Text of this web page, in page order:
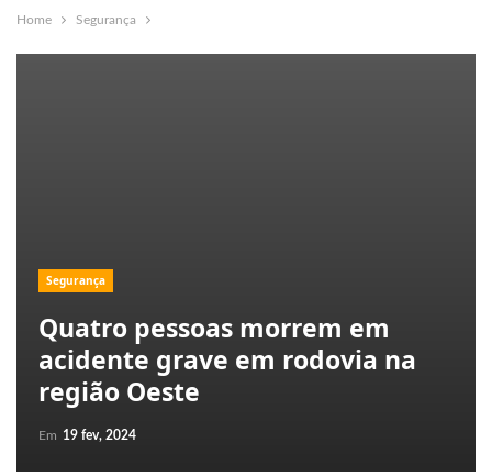
Home Segurança
Segurança
Quatro pessoas morrem em
acidente grave em rodovia na
região Oeste
Em 19 fev, 2024